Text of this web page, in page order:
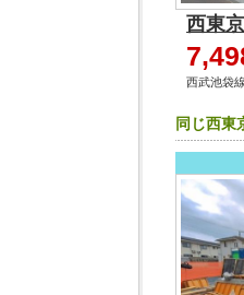
西東
西武池袋
同じ西東